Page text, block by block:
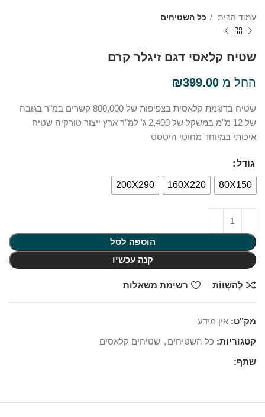
עמוד הבית כל השטיחים
שטיח קלאסי דגם זיגלר קרם
החל מ
₪399.00
שטיח בדוגמת קלאסית בצפיפות של 800,000 קשרים במ"ר בגובה
של 12 מ"מ במשקל של 2,400 ג' למ"ר ארץ ייצור טורקיה שטיח
איכותי במיוחד מחוטי היטסט
גודל
80X150
160X220
200X290
הוספה לסל
קנה עכשיו
לְהַשְׁווֹת רשימת משאלות
מק"ט: אין מידע
קטגוריות: כל השטיחים , שטיחים קלאסים
שתף: